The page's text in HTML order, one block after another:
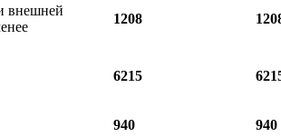
внешней
1208
6215
940 940